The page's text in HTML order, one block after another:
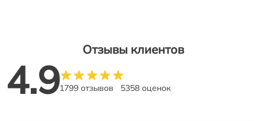
Отзывы клиентов
4.91799 отзывов 5358 оценок